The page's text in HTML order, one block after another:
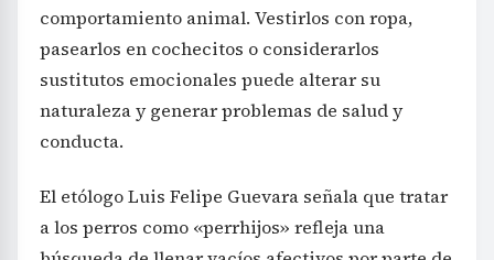
comportamiento animal. Vestirlos con ropa,
pasearlos en cochecitos o considerarlos
sustitutos emocionales puede alterar su
naturaleza y generar problemas de salud y
conducta.
El etólogo Luis Felipe Guevara señala que tratar
a los perros como «perrhijos» refleja una